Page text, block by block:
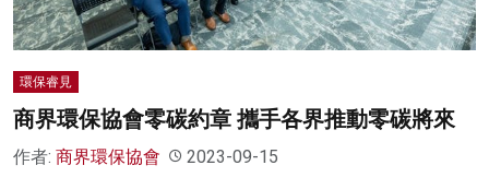
環保睿見
商界環保協會零碳約章 攜手各界推動零碳將來
作者: 商界環保協會 2023-09-15